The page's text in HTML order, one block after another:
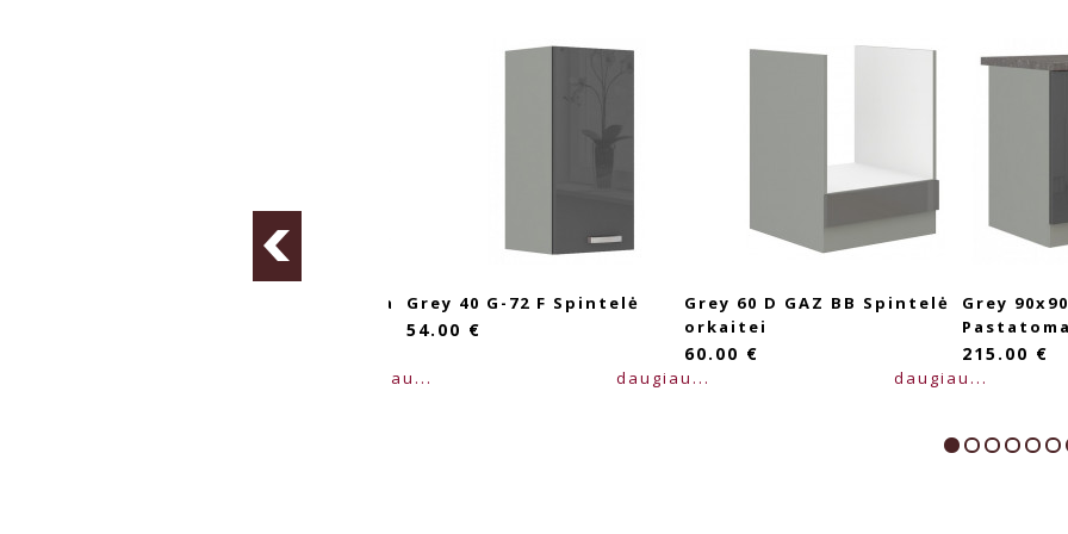
Grey 60 Gu-72 pakabinama
daugiau...
Grey 40 G-72 F Spintelė
54.00 €
daugiau...
Grey 60 D GAZ BB Spintelė
orkaitei
60.00 €
daugiau...
Grey
215.00 €